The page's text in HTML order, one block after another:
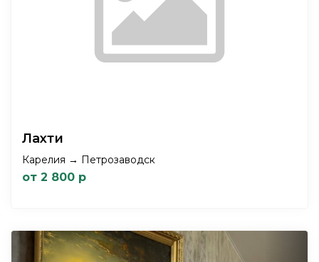
Лахти
Карелия → Петрозаводск
от 2 800 р